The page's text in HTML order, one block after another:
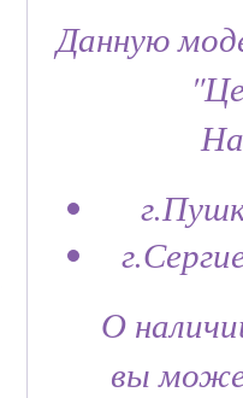
Данную
О
вы